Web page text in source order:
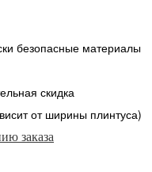
безопасные материалы
скидка
от ширины плинтуса)
заказа